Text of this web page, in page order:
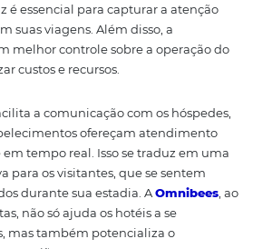
da
na
hoteleiro se expande em Santa
peça-chave na gestão eficiente
, por exemplo, oferece soluções